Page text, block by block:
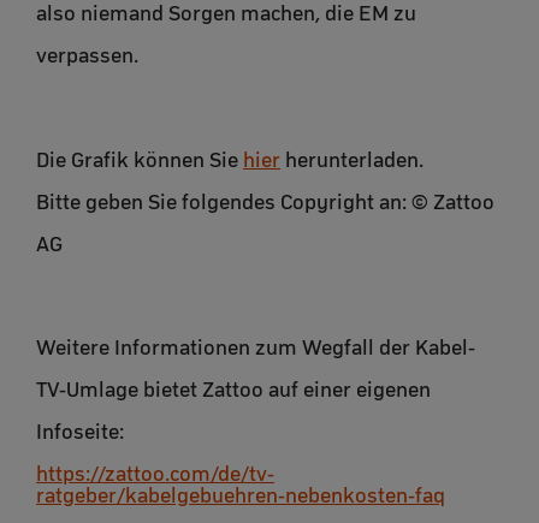
also niemand Sorgen machen, die EM zu
verpassen.
Die Grafik können Sie hier herunterladen.
Bitte geben Sie folgendes Copyright an: © Zattoo
AG
Weitere Informationen zum Wegfall der Kabel-
TV-Umlage bietet Zattoo auf einer eigenen
Infoseite:
https://zattoo.com/de/tv-
ratgeber/kabelgebuehren-nebenkosten-faq